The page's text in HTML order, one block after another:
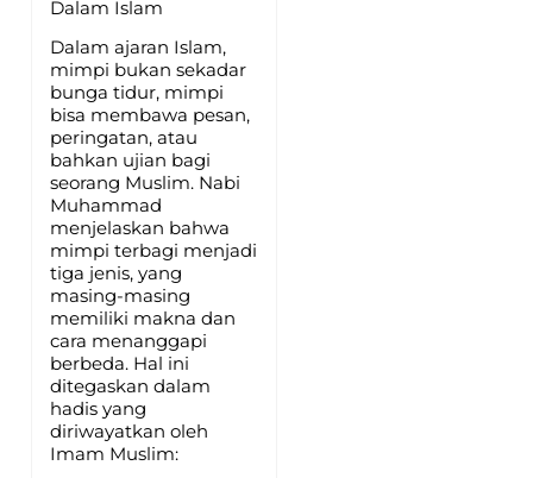
Dalam Islam
Dalam ajaran Islam,
mimpi bukan sekadar
bunga tidur, mimpi
bisa membawa pesan,
peringatan, atau
bahkan ujian bagi
seorang Muslim. Nabi
Muhammad
menjelaskan bahwa
mimpi terbagi menjadi
tiga jenis, yang
masing-masing
memiliki makna dan
cara menanggapi
berbeda. Hal ini
ditegaskan dalam
hadis yang
diriwayatkan oleh
Imam Muslim: